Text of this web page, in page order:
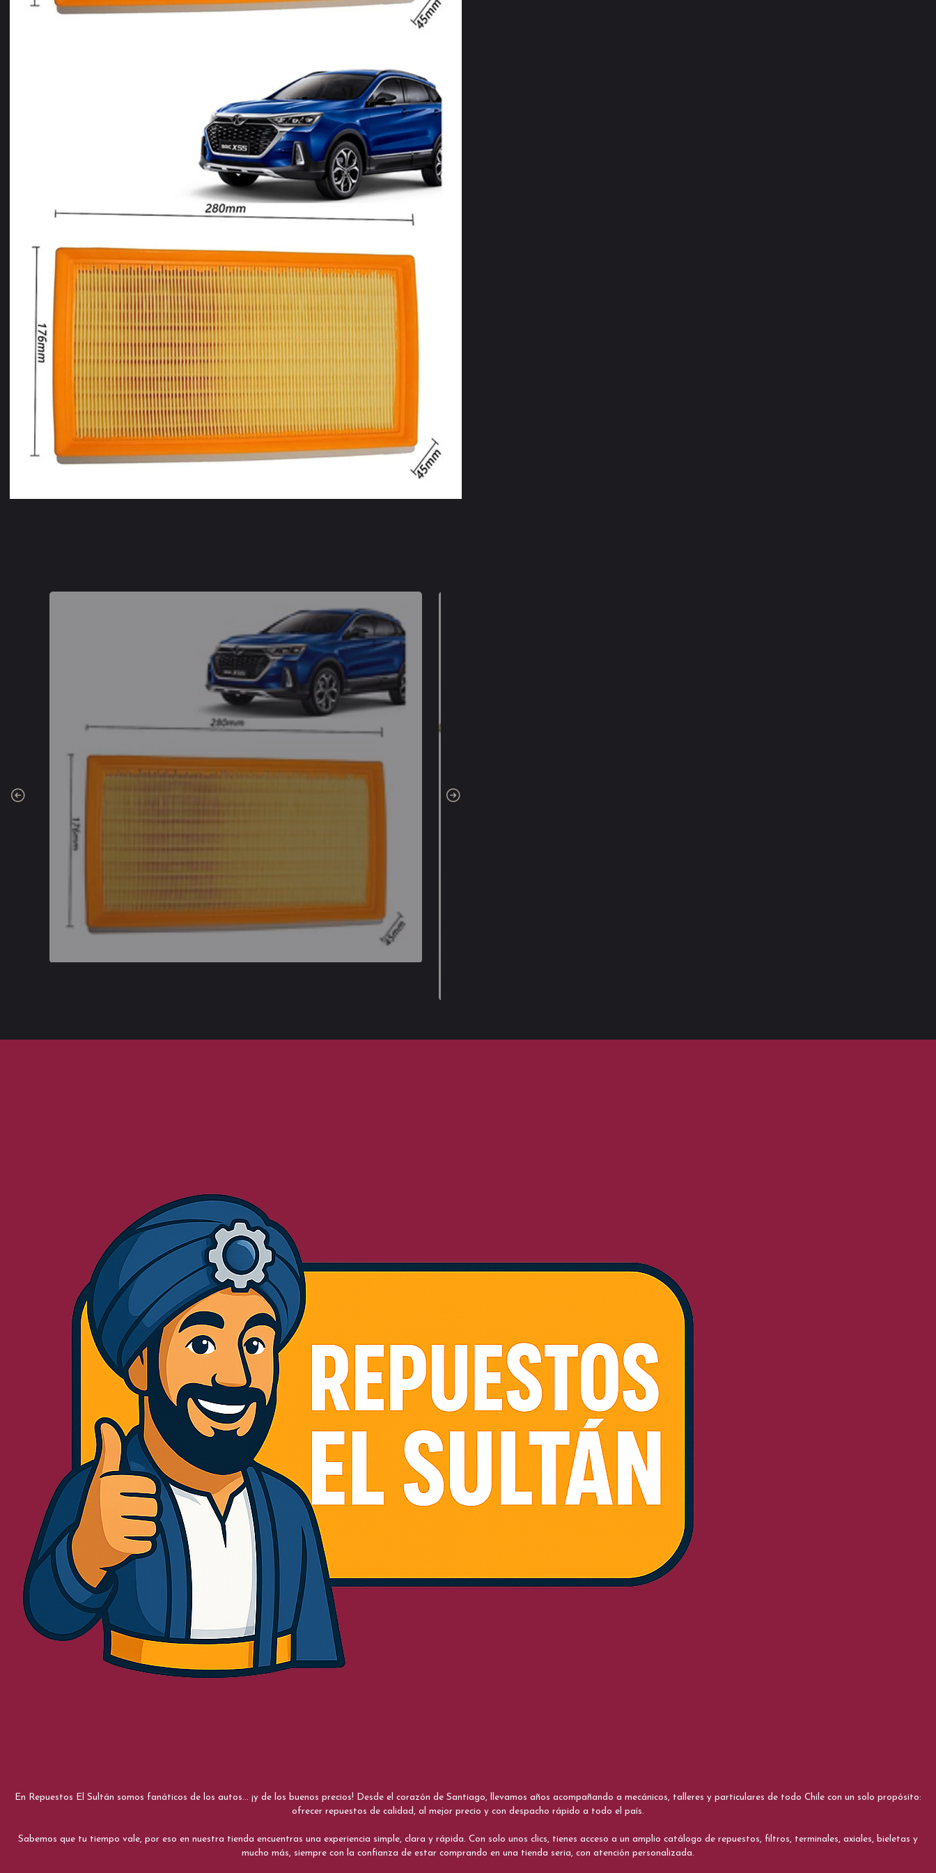
En Repuestos El Sultán somos fanáticos de los autos... ¡y de los buenos precios! Desde el corazón de Santiago, llevamos años acompañando a mecánicos, talleres y particulares de todo Chile con un solo propósito:
ofrecer repuestos de calidad, al mejor precio y con despacho rápido a todo el país.
Sabemos que tu tiempo vale, por eso en nuestra tienda encuentras una experiencia simple, clara y rápida. Con solo unos clics, tienes acceso a un amplio catálogo de repuestos, filtros, terminales, axiales, bieletas y
mucho más, siempre con la confianza de estar comprando en una tienda seria, con atención personalizada.